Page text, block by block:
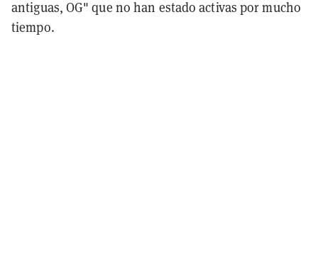
antiguas, OG" que no han estado activas por mucho
tiempo.